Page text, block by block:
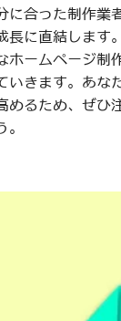
に合った制作業
長に直結します
ホームページ制
いきます。あな
めるため、ぜひ
。